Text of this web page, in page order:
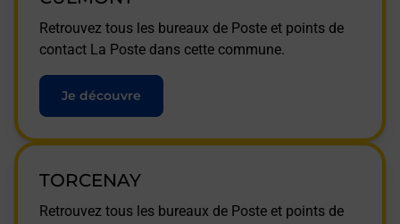
Retrouvez tous les bureaux de Poste et points de
contact La Poste dans cette commune.
Je découvre
TORCENAY
Retrouvez tous les bureaux de Poste et points de